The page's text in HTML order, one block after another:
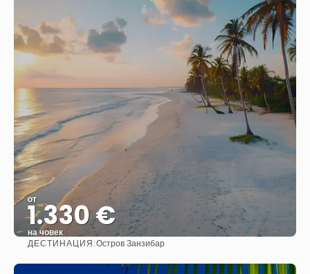
от
1.330 €
на човек
Вижте
ДЕСТИНАЦИЯ:Остров Занзибар